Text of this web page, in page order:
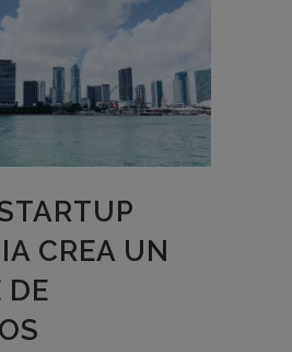
CREA UN
DE